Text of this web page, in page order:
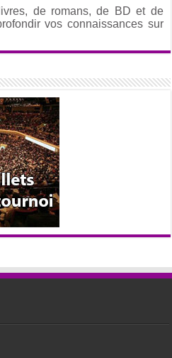
de romans, de BD et de
vos connaissances sur